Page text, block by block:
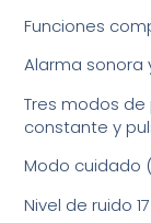
Funciones
Alarma sonora
Tres modos
constante y
Modo cuidado
Nivel de ruido